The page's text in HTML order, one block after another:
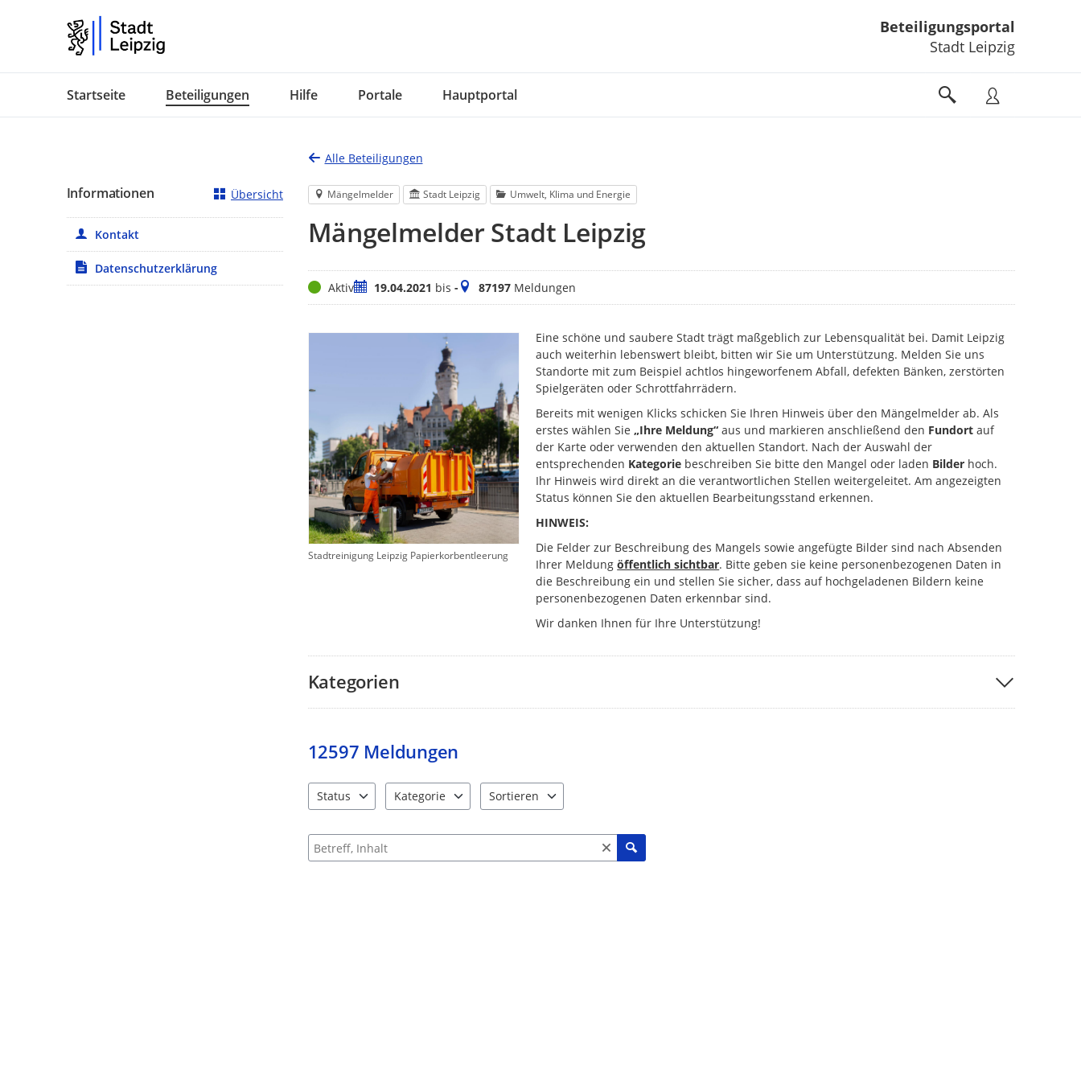
Beteiligungsportal
Stadt Leipzig
Startseite Beteiligungen Hilfe Portale Hauptportal
Alle Beteiligungen
Mängelmelder Stadt Leipzig Umwelt, Klima und Energie
Mängelmelder Stadt Leipzig
StatusAktivZeitraum
19.04.2021 bis -Meldungen
87197Meldungen
Stadtreinigung Leipzig Papierkorbentleerung
Eine schöne und saubere Stadt trägt maßgeblich zur Lebensqualität bei. Damit Leipzig
auch weiterhin lebenswert bleibt, bitten wir Sie um Unterstützung. Melden Sie uns
Standorte mit zum Beispiel achtlos hingeworfenem Abfall, defekten Bänken, zerstörten
Spielgeräten oder Schrottfahrrädern.
Bereits mit wenigen Klicks schicken Sie Ihren Hinweis über den Mängelmelder ab. Als
erstes wählen Sie„Ihre Meldung“ aus und markieren anschließend den Fundort auf
der Karte oder verwenden den aktuellen Standort. Nach der Auswahl der
entsprechenden Kategorie beschreiben Sie bitte den Mangel oder laden Bilder hoch.
Ihr Hinweis wird direkt an die verantwortlichen Stellen weitergeleitet. Am angezeigten
Status können Sie den aktuellen Bearbeitungsstand erkennen.
HINWEIS:
Die Felder zur Beschreibung des Mangels sowie angefügte Bilder sind nach Absenden
Ihrer Meldungöffentlich sichtbar. Bitte geben sie keine personenbezogenen Daten in
die Beschreibung ein und stellen Sie sicher, dass auf hochgeladenen Bildern keine
personenbezogenen Daten erkennbar sind.
Wir danken Ihnen für Ihre Unterstützung!
Kategorien
12597 Meldungen
Status
Kategorie
Sortieren
Suche nach Meldungen und Kommentaren
Informationen Übersicht
Kontakt
Datenschutzerklärung